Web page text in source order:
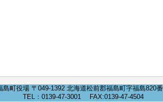
島町役場 〒049-1392 北海道松前郡福島町字福島820
TEL：0139-47-3001 FAX:0139-47-4504